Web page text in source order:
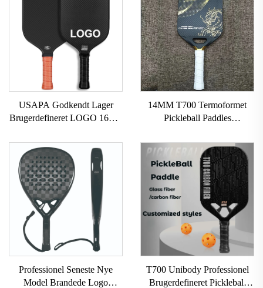
USAPA Godkendt Lager
Brugerdefineret LOGO 16mm
Paddle Carbon Overflade
T700 Rå Carbonfiber
Pickleball Paddles 2024
14MM T700 Termoformet
Pickleball Paddles
Pickleball Paddle Med Stor
Grit USAPA Godkendt
Pickleball Racket
Professionel Seneste Nye
Model Brandede Logo
T700 Unibody Professionel
Brugerdefineret Pickleball